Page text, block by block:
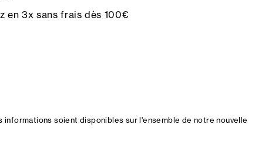
en 3x sans frais dès 100€
soient disponibles sur l'ensemble de notre nouvelle